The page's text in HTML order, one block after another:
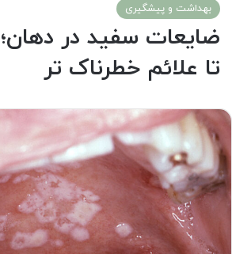
بهداشت و پیشگیری
ضایعات سفید در دهان؛
تا علائم خطرناک تر